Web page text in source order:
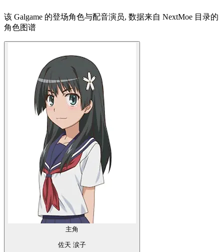
该 Galgame 的登场角色与配音演员, 数据来自 NextMoe 目录的
角色图谱
主角
佐天 涙子